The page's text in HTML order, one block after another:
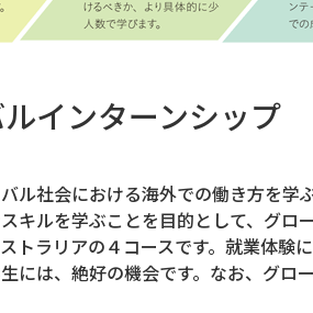
インターンシップ
ル社会における海外での働き方を
キルを学ぶことを目的として、グ
トラリアの４コースです。就業体験
には、絶好の機会です。なお、グロ